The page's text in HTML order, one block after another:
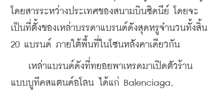
โดยสารระหว่างประเทศของสนามบินซิดนีย์ โดยจะ
เป็นที่ตั้งของเหล่าบรรดาแบรนด์ดังสุดหรูจำนวนทั้งสิ้น
20 แบรนด์ ภายใต้พื้นที่ในโซนหลังคาเดียวกัน
เหล่าแบรนด์ดังที่ทยอยพาเหรดมาเปิดตัวร้าน
แบบบูทีคสแตนด์อโลน ได้แก่ Balenciaga,